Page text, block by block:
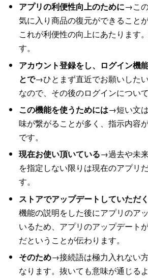
アプリの利便性向上のために→こ
気に入り商品の復元ができること
これが利便性の向上にあたります
す。
アカウント登録をし、ログイン機
とで→ひとまず直近でお願いした
なので、その後のログインについ
この機能を使うためには→短い文
味が繋がることが多く、指示内容
です。
現在お使い頂いている→過去や未
を指定しない限りは現在のアプリ
す。
ストアでアップデートしていただ
機能の説明をした後にアプリのア
いるため、アプリのアップデート
だということが伝わります。
そのため→接続語は極力入れない
なります。抜いても意味が通じる